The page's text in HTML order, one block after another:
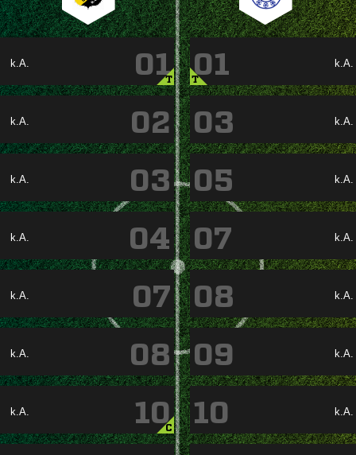
k.A. 01
T
k.A. 02
k.A. 03
k.A. 04
k.A. 07
k.A. 08
k.A. 10
C
k.A.
09
k.A.
10
k.A.
01
T
k.A.
03
k.A.
05
k.A.
07
k.A.
08